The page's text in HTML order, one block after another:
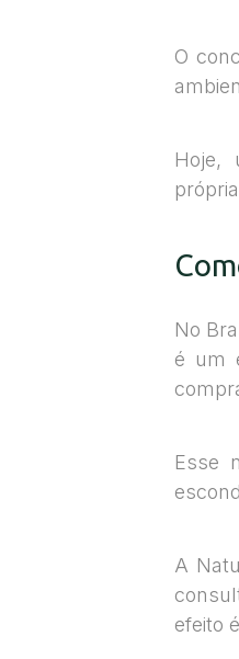
O
Hoje,
No
é um
Esse
A
efeito